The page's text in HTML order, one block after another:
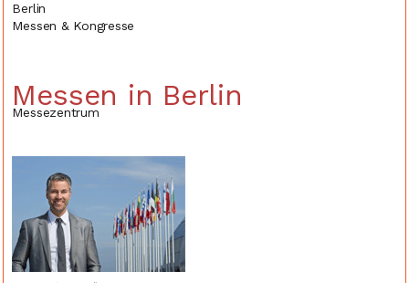
Berlin
Messen & Kongresse
Messen in Berlin
Messezentrum